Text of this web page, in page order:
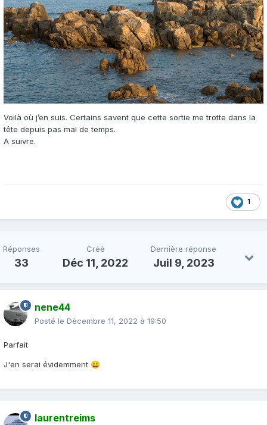
Voilà où j’en suis. Certains savent que cette sortie me trotte dans la
tête depuis pas mal de temps.
A suivre.
1
Réponses
33
Créé
Déc 11, 2022
Dernière réponse
Juil 9, 2023
nene44
Posté le Décembre 11, 2022 à 19:50
Parfait
J'en serai évidemment 😀
laurentreims